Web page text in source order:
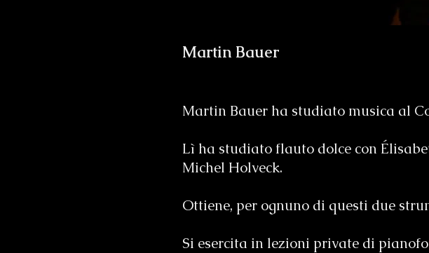
Martin Bauer
Martin Bauer ha studiato musica al
Lì ha studiato flauto dolce con
Michel Holveck.
Ottiene, per ognuno di questi due
Si esercita in lezioni private di